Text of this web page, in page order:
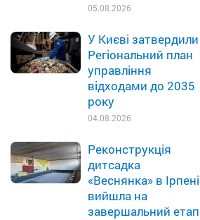
05.08.2026
У Києві затвердили
Регіональний план
управління
відходами до 2035
року
04.08.2026
Реконструкція
дитсадка
«Веснянка» в Ірпені
вийшла на
завершальний етап